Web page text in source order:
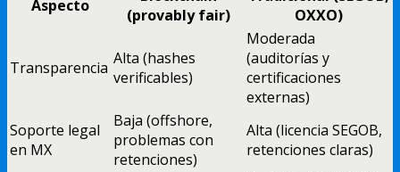
Aspecto
(provably fair)
OXXO)
Transparencia Alta (hashes
verificables)
Moderada
(auditorías y
certificaciones
externas)
Soporte legal
en MX
Baja (offshore,
problemas con
retenciones)
Alta (licencia SEGOB,
retenciones claras)